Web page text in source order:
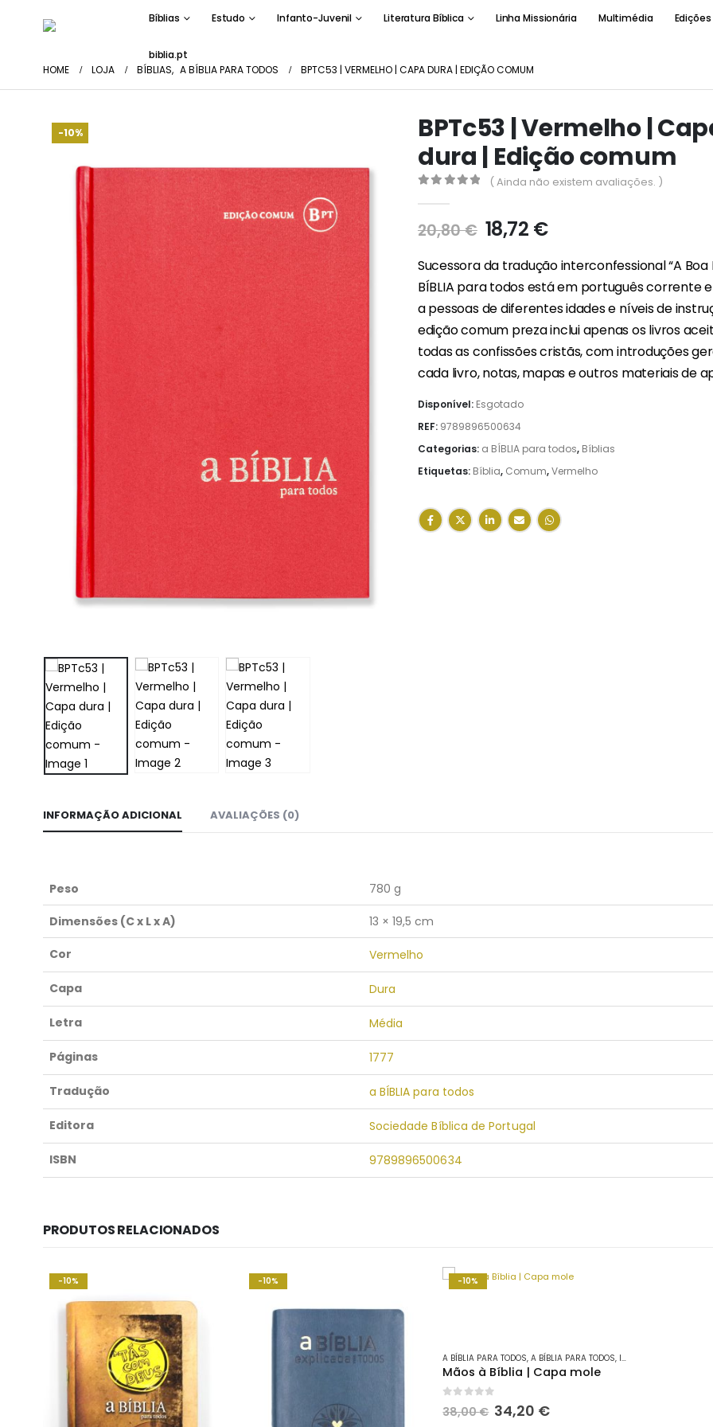
Bíblias Estudo Infanto-Juvenil Literatura Bíblica Linha Missionária Multimédia
biblia.pt
HOME LOJA BÍBLIAS, A BÍBLIA PARA TODOS BPTC53 | VERMELHO | CAPA DURA | EDIÇÃO COMUM
-10%
BPTc53 | Vermelho |
dura | Edição comum
( Ainda não existem avaliações. )
20,80€ O
preço
original
era:
20,80 €.
18,72 €O
atual
é:
18,72 €.
Sucessora da tradução interconfessional “A Boa
BÍBLIA para todos está em português corrente
a pessoas de diferentes idades e níveis de
edição comum preza inclui apenas os livros
todas as confissões cristãs, com introduções
cada livro, notas, mapas e outros materiais de
Disponível: Esgotado
REF: 9789896500634
Categorias: a BÍBLIA para todos, Bíblias
Etiquetas: Bíblia, Comum,Vermelho
INFORMAÇÃO ADICIONAL AVALIAÇÕES (0)
Peso 780 g
Dimensões (C x L x A) 13 × 19,5 cm
Cor Vermelho
Capa Dura
Letra Média
Páginas 1777
Tradução a BÍBLIA para todos
Editora Sociedade Bíblica de Portugal
ISBN 9789896500634
PRODUTOS RELACIONADOS
-10% -10% -10%
A BÍBLIA PARA TODOS,A BÍBLIA PARA TODOS, INFANTIL
Mãos à Bíblia | Capa mole
out of 5
38,00€ O
34,20 €O